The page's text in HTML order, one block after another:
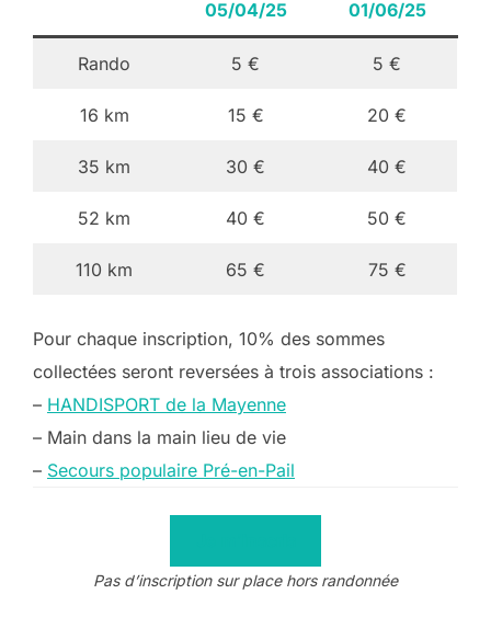
05/04/25
01/06/25
Rando 5 € 5 €
16 km 15 € 20 €
35 km 30 € 40 €
52 km 40 € 50 €
110 km 65 € 75 €
Pour chaque inscription, 10% des sommes
collectées seront reversées à trois associations :
– HANDISPORT de la Mayenne
– Main dans la main lieu de vie
– Secours populaire Pré-en-Pail
Pas d’inscription sur place hors randonnée